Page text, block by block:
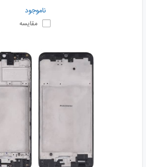
ناموجود
مقایسه